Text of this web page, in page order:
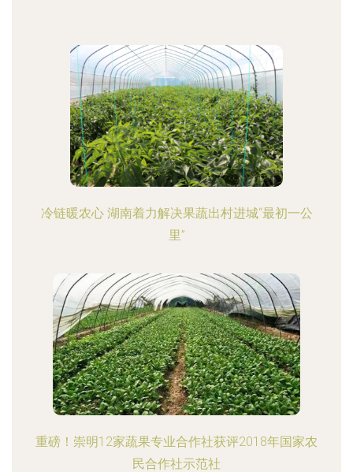
冷链暖农心 湖南着力解决果蔬出村进城“最初一公
里”
重磅！崇明12家蔬果专业合作社获评2018年国家农
民合作社示范社